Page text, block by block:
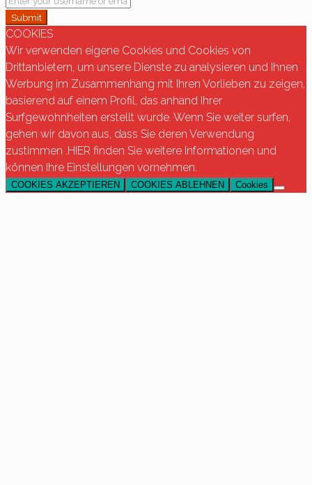
Submit
COOKIES
Wir verwenden eigene Cookies und Cookies von
Drittanbietern, um unsere Dienste zu analysieren und Ihnen
Werbung im Zusammenhang mit Ihren Vorlieben zu zeigen,
basierend auf einem Profil, das anhand Ihrer
Surfgewohnheiten erstellt wurde. Wenn Sie weiter surfen,
gehen wir davon aus, dass Sie deren Verwendung
zustimmen .HIER finden Sie weitere Informationen und
können Ihre Einstellungen vornehmen.
COOKIES AKZEPTIEREN COOKIES ABLEHNEN Cookies